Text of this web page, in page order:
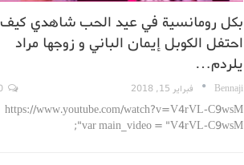
بكل رومانسية في عيد الحب شاهدي كيف
احتفل الكوبل إيمان الباني و زوجها مراد
يلردم…
Bennaji فبراير 15, 2018
https://www.youtube.com/watch?v=V4rVL-C9wsM
var main_video = "V4rVL-C9wsM";